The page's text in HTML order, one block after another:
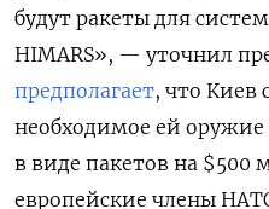
будут ракеты для
HIMARS», — уточнил
предполагает, что Киев
необходимое ей
в виде пакетов на $500
европейские члены